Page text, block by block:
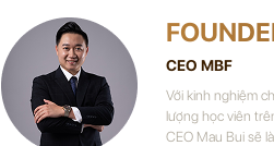
CEO MBF
Với kinh nghiệm
lượng học viên
CEO Mau Bui sẽ